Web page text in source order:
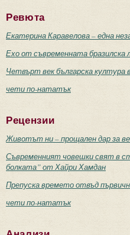
Ревюта
Екатерина Каравелова – една
Ехо от съвременната бразилска
Четвърт век българска култура
чети по-нататък
Рецензии
Животът ни – прощален дар за
Съвременният човешки свят в
болката” от Хайри Хамдан
Препуска времето отвъд
чети по-нататък